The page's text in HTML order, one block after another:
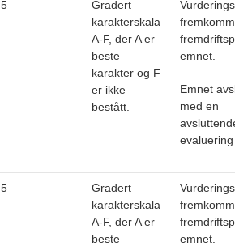
5
Gradert
karakterskala
A-F, der A er
beste
karakter og F
er ikke
bestått.
emnet.
Emnet
med en
evaluering
5
Gradert
karakterskala
A-F, der A er
beste
emnet.